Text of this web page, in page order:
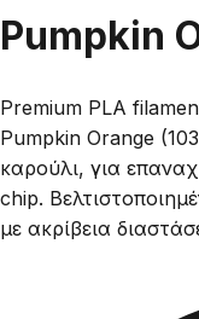
Pumpkin
Premium PLA
Pumpkin Orange
καρούλι, για
chip.
με ακρίβεια